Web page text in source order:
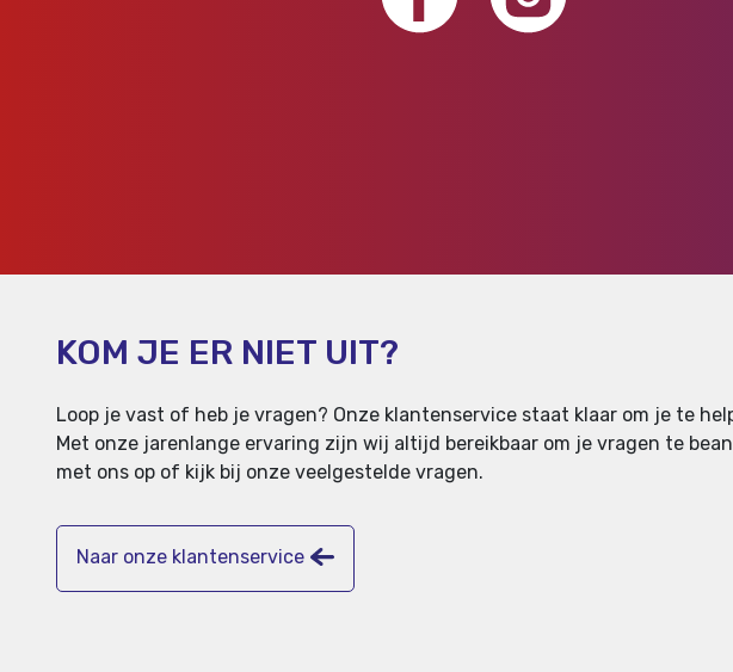
KOM JE ER NIET UIT?
Loop je vast of heb je vragen? Onze klantenservice staat klaar om je te
Met onze jarenlange ervaring zijn wij altijd bereikbaar om je vragen te
met ons op of kijk bij onze veelgestelde vragen.
Naar onze klantenservice